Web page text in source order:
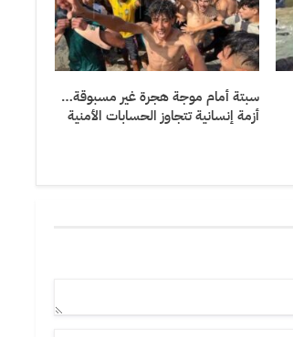
سبتة أمام موجة هجرة غير مسبوقة…
أزمة إنسانية تتجاوز الحسابات الأمنية